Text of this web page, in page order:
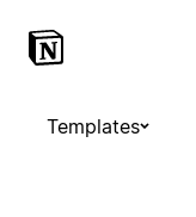
Templates